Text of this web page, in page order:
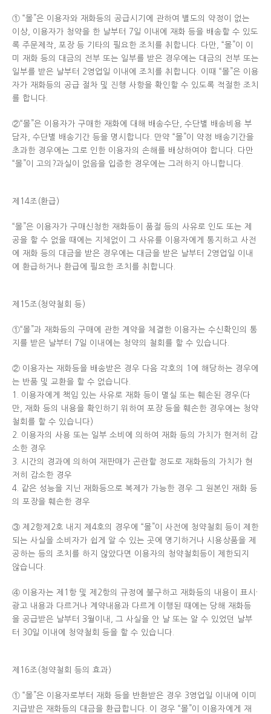
① “몰”은 이용자와 재화등의 공급시기에 관하여 별도의 약정이 없는
이상, 이용자가 청약을 한 날부터 7일 이내에 재화 등을 배송할 수 있도
록 주문제작, 포장 등 기타의 필요한 조치를 취합니다. 다만, “몰”이 이
미 재화 등의 대금의 전부 또는 일부를 받은 경우에는 대금의 전부 또는
일부를 받은 날부터 2영업일 이내에 조치를 취합니다. 이때 “몰”은 이용
자가 재화등의 공급 절차 및 진행 사항을 확인할 수 있도록 적절한 조치
를 합니다.
②“몰”은 이용자가 구매한 재화에 대해 배송수단, 수단별 배송비용 부
담자, 수단별 배송기간 등을 명시합니다. 만약 “몰”이 약정 배송기간을
초과한 경우에는 그로 인한 이용자의 손해를 배상하여야 합니다. 다만
“몰”이 고의?과실이 없음을 입증한 경우에는 그러하지 아니합니다.
제14조(환급)
“몰”은 이용자가 구매신청한 재화등이 품절 등의 사유로 인도 또는 제
공을 할 수 없을 때에는 지체없이 그 사유를 이용자에게 통지하고 사전
에 재화 등의 대금을 받은 경우에는 대금을 받은 날부터 2영업일 이내
에 환급하거나 환급에 필요한 조치를 취합니다.
제15조(청약철회 등)
①“몰”과 재화등의 구매에 관한 계약을 체결한 이용자는 수신확인의 통
지를 받은 날부터 7일 이내에는 청약의 철회를 할 수 있습니다.
② 이용자는 재화등을 배송받은 경우 다음 각호의 1에 해당하는 경우에
는 반품 및 교환을 할 수 없습니다.
1. 이용자에게 책임 있는 사유로 재화 등이 멸실 또는 훼손된 경우(다
만, 재화 등의 내용을 확인하기 위하여 포장 등을 훼손한 경우에는 청약
철회를 할 수 있습니다)
2. 이용자의 사용 또는 일부 소비에 의하여 재화 등의 가치가 현저히 감
소한 경우
3. 시간의 경과에 의하여 재판매가 곤란할 정도로 재화등의 가치가 현
저히 감소한 경우
4. 같은 성능을 지닌 재화등으로 복제가 가능한 경우 그 원본인 재화 등
의 포장을 훼손한 경우
③ 제2항제2호 내지 제4호의 경우에 “몰”이 사전에 청약철회 등이 제한
되는 사실을 소비자가 쉽게 알 수 있는 곳에 명기하거나 시용상품을 제
공하는 등의 조치를 하지 않았다면 이용자의 청약철회등이 제한되지
않습니다.
④ 이용자는 제1항 및 제2항의 규정에 불구하고 재화등의 내용이 표시·
광고 내용과 다르거나 계약내용과 다르게 이행된 때에는 당해 재화등
을 공급받은 날부터 3월이내, 그 사실을 안 날 또는 알 수 있었던 날부
터 30일 이내에 청약철회 등을 할 수 있습니다.
제16조(청약철회 등의 효과)
① “몰”은 이용자로부터 재화 등을 반환받은 경우 3영업일 이내에 이미
지급받은 재화등의 대금을 환급합니다. 이 경우 “몰”이 이용자에게 재